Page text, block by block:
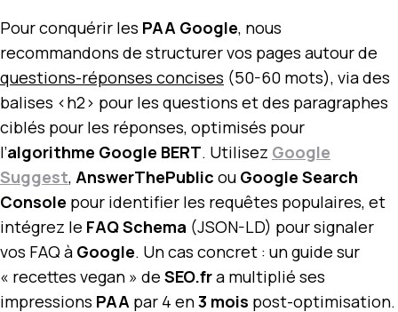
Pour conquérir les PAA Google, nous
recommandons de structurer vos pages autour de
questions-réponses concises (50-60 mots), via des
balises <h2> pour les questions et des paragraphes
ciblés pour les réponses, optimisés pour
l’algorithme Google BERT. Utilisez Google
Suggest, AnswerThePublic ou Google Search
Console pour identifier les requêtes populaires, et
intégrez le FAQ Schema (JSON-LD) pour signaler
vos FAQ à Google. Un cas concret : un guide sur
« recettes vegan » de SEO.fra multiplié ses
impressions PAA par 4 en3 mois post-optimisation.